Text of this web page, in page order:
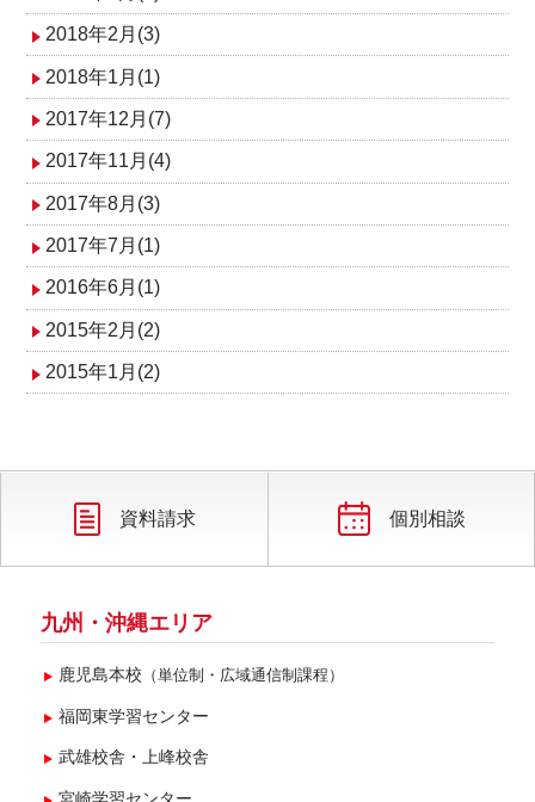
2018年2月(3)
2018年1月(1)
2017年12月(7)
2017年11月(4)
2017年8月(3)
2017年7月(1)
2016年6月(1)
2015年2月(2)
2015年1月(2)
資料請求 個別相談
九州・沖縄エリア
鹿児島本校 （単位制・広域通信制課程）
福岡東学習センター
武雄校舎・上峰校舎